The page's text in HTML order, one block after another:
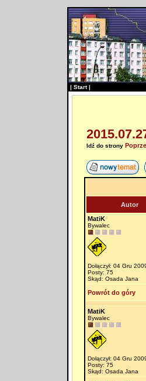
| Start|
Idź do strony
Autor
MatiK
Bywalec
Dołączył: 04 Gru
Posty: 75
Skąd: Osada Jana
Powrót do góry
MatiK
Bywalec
Dołączył: 04 Gru
Posty: 75
Skąd: Osada Jana